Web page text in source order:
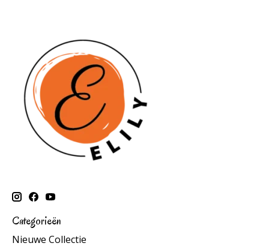
Categorieën
Nieuwe Collectie